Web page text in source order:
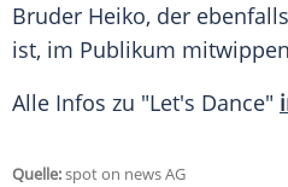
Bruder Heiko, der
ist, im Publikum
Alle Infos zu "Let's Dance"
Quelle:spot on news AG